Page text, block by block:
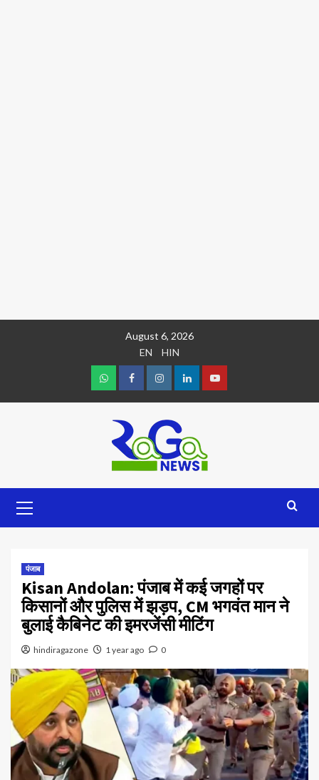
August 6, 2026
EN
HIN
पंजाब
Kisan Andolan: पंजाब में कई जगहों पर
किसानों और पुलिस में झड़प, CM भगवंत मान ने
बुलाई कैबिनेट की इमरजेंसी मीटिंग
hindiragazone 1 year ago 0